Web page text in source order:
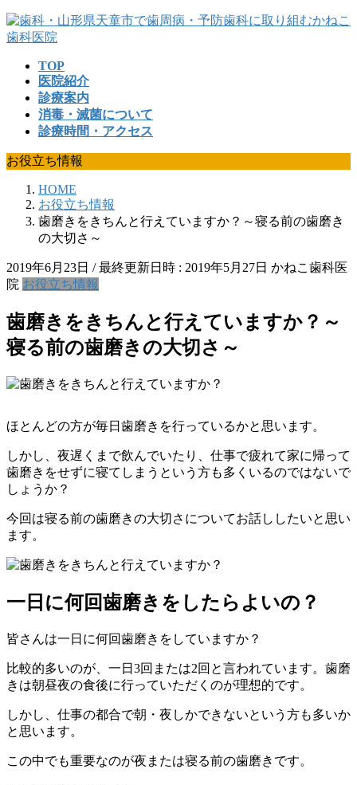
コ
ン
ッ
プ
ナ
ビ
移
動
TOP
医院紹介
診療案内
消毒・滅菌について
診療時間・アクセス
お役立ち情報
HOME
お役立ち情報
歯磨きをきちんと行えていますか？～寝る前の歯磨き
の大切さ～
2019年6月23日 / 最終更新日時 : 2019年5月27日 かねこ歯科医
院 お役立ち情報
歯磨きをきちんと行えていますか？～
寝る前の歯磨きの大切さ～
ほとんどの方が毎日歯磨きを行っているかと思います。
しかし、夜遅くまで飲んでいたり、仕事で疲れて家に帰って
歯磨きをせずに寝てしまうという方も多くいるのではないで
しょうか？
今回は寝る前の歯磨きの大切さについてお話ししたいと思い
ます。
一日に何回歯磨きをしたらよいの？
皆さんは一日に何回歯磨きをしていますか？
比較的多いのが、一日3回または2回と言われています。歯磨
きは朝昼夜の食後に行っていただくのが理想的です。
しかし、仕事の都合で朝・夜しかできないという方も多いか
と思います。
この中でも重要なのが夜または寝る前の歯磨きです。